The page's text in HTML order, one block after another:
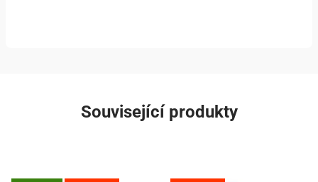
Související produkty